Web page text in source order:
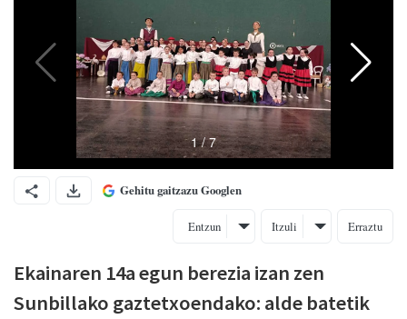
Gehitu gaitzazu Googlen
Entzun Itzuli Erraztu
Ekainaren 14a egun berezia izan zen
Sunbillako gaztetxoendako: alde batetik